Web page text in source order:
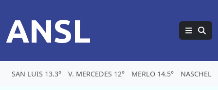
ANSL
SAN LUIS 13.3° V. MERCEDES 12° MERLO 14.5° NASCHEL